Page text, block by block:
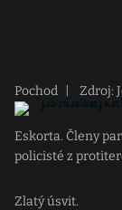
Pochod Zdroj:
Eskorta. Členy
policisté z
Zlatý úsvit.